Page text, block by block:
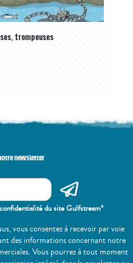
trompeuses
newsletter
du site Gulfstream*
vous consentez à recevoir par voie
des informations concernant notre
Vous pourrez à tout moment